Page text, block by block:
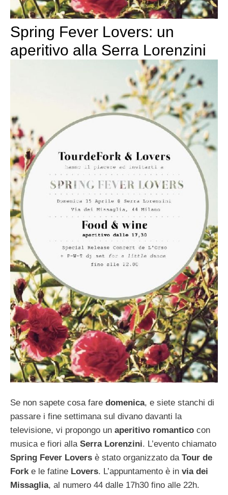
Spring Fever Lovers: un
aperitivo alla Serra Lorenzini
Se non sapete cosa fare domenica, e siete stanchi di
passare i fine settimana sul divano davanti la
televisione, vi propongo un aperitivo romantico con
musica e fiori alla Serra Lorenzini. L’evento chiamato
Spring Fever Lovers è stato organizzato da Tour de
Fork e le fatine Lovers. L’appuntamento è in via dei
Missaglia, al numero 44 dalle 17h30 fino alle 22h.